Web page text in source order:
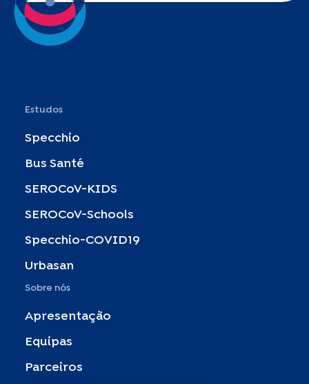
Estudos
Specchio
Bus Santé
SEROCoV-KIDS
SEROCoV-Schools
Specchio-COVID19
Urbasan
Sobre nós
Apresentação
Equipas
Parceiros